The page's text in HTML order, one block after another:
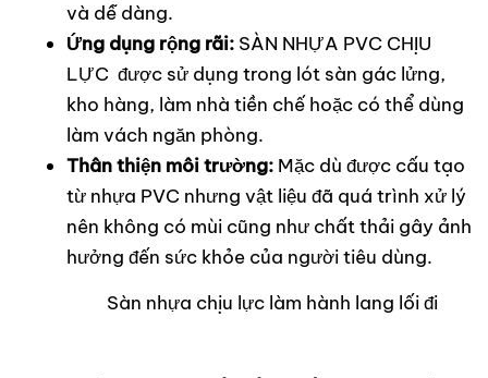
và dễ dàng.
Ứng dụng rộng rãi: SÀN NHỰA PVC CHỊU
LỰC được sử dụng trong lót sàn gác lửng,
kho hàng, làm nhà tiền chế hoặc có thể dùng
làm vách ngăn phòng.
Thân thiện môi trường: Mặc dù được cấu tạo
từ nhựa PVC nhưng vật liệu đã quá trình xử lý
nên không có mùi cũng như chất thải gây ảnh
hưởng đến sức khỏe của người tiêu dùng.
Sàn nhựa chịu lực làm hành lang lối đi